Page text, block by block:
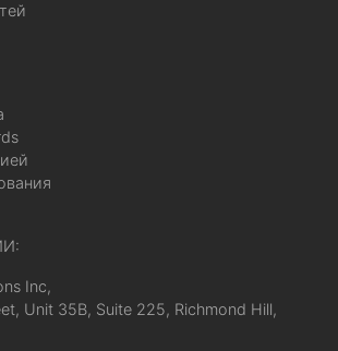
Inc,
Unit 35B, Suite 225, Richmond Hill,